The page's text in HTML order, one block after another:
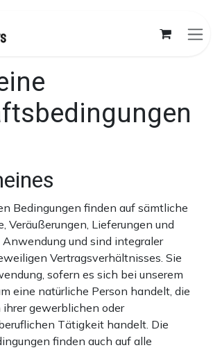
Bedingungen finden auf sämtliche
Veräußerungen, Lieferungen und
und sind integraler
Vertragsverhältnisses. Sie
sofern es sich bei unserem
eine natürliche Person handelt, die
gewerblichen oder
Tätigkeit handelt. Die
finden auch auf alle